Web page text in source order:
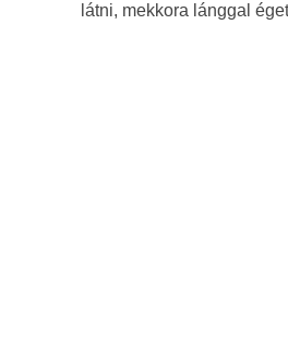
látni, mekkora lánggal